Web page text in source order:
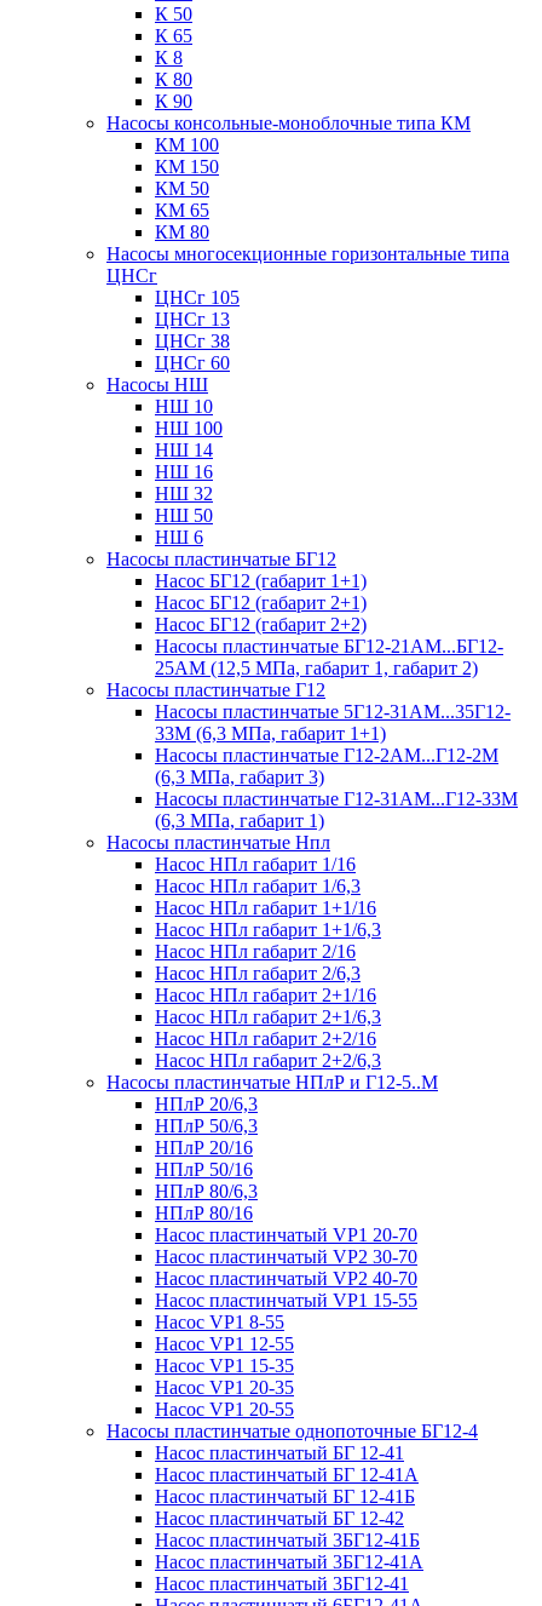
К 50
К 65
К 8
К 80
К 90
Насосы консольные-моноблочные типа КМ
КМ 100
КМ 150
КМ 50
КМ 65
КМ 80
Насосы многосекционные горизонтальные типа
ЦНСг
ЦНСг 105
ЦНСг 13
ЦНСг 38
ЦНСг 60
Насосы НШ
НШ 10
НШ 100
НШ 14
НШ 16
НШ 32
НШ 50
НШ 6
Насосы пластинчатые БГ12
Насос БГ12 (габарит 1+1)
Насос БГ12 (габарит 2+1)
Насос БГ12 (габарит 2+2)
Насосы пластинчатые БГ12-21АМ...БГ12-
25АМ (12,5 МПа, габарит 1, габарит 2)
Насосы пластинчатые Г12
Насосы пластинчатые 5Г12-31АМ...35Г12-
33М (6,3 МПа, габарит 1+1)
Насосы пластинчатые Г12-2АМ...Г12-2М
(6,3 МПа, габарит 3)
Насосы пластинчатые Г12-31АМ...Г12-33М
(6,3 МПа, габарит 1)
Насосы пластинчатые Нпл
Насос НПл габарит 1/16
Насос НПл габарит 1/6,3
Насос НПл габарит 1+1/16
Насос НПл габарит 1+1/6,3
Насос НПл габарит 2/16
Насос НПл габарит 2/6,3
Насос НПл габарит 2+1/16
Насос НПл габарит 2+1/6,3
Насос НПл габарит 2+2/16
Насос НПл габарит 2+2/6,3
Насосы пластинчатые НПлР и Г12-5..М
НПлР 20/6,3
НПлР 50/6,3
НПлР 20/16
НПлР 50/16
НПлР 80/6,3
НПлР 80/16
Насос пластинчатый VP1 20-70
Насос пластинчатый VP2 30-70
Насос пластинчатый VP2 40-70
Насос пластинчатый VP1 15-55
Насос VP1 8-55
Насос VP1 12-55
Насос VP1 15-35
Насос VP1 20-35
Насос VP1 20-55
Насосы пластинчатые однопоточные БГ12-4
Насос пластинчатый БГ 12-41
Насос пластинчатый БГ 12-41А
Насос пластинчатый БГ 12-41Б
Насос пластинчатый БГ 12-42
Насос пластинчатый 3БГ12-41Б
Насос пластинчатый 3БГ12-41А
Насос пластинчатый 3БГ12-41